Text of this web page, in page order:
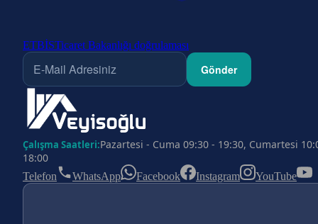
ETBİSTicaret Bakanlığı doğrulaması
Gönder
Çalışma Saatleri:Pazartesi - Cuma 09:30 - 19:30, Cumartesi
18:00
Telefon WhatsApp Facebook Instagram YouTube